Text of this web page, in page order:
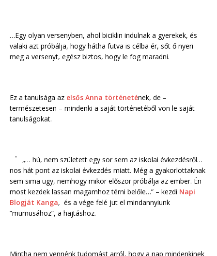
…Egy olyan versenyben, ahol biciklin indulnak a gyerekek, és
valaki azt próbálja, hogy hátha futva is célba ér, sőt ő nyeri
meg a versenyt, egész biztos, hogy le fog maradni.
Ez a tanulsága az elsős Anna történetének, de –
természetesen – mindenki a saját történetéből von le saját
tanulságokat.
„… hú, nem született egy sor sem az iskolai évkezdésről…
nos hát pont az iskolai évkezdés miatt. Még a gyakorlottaknak
sem sima ügy, nemhogy mikor először próbálja az ember. Én
most kezdek lassan magamhoz térni belőle…” – kezdi Napi
Blogját Kanga, és a vége felé jut el mindannyiunk
”mumusához”, a hajtáshoz.
Mintha nem vennénk tudomást arról, hogy a nap mindenkinek